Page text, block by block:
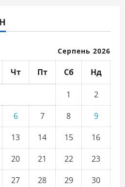
Серпень 2026
Чт Пт Сб Нд
1
2
6 7 8
9
13 14 15
16
20 21 22
23
27 28 29
30